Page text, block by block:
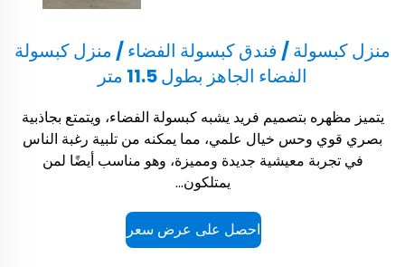
منزل كبسولة / فندق كبسولة الفضاء / منزل كبسولة
الفضاء الجاهز بطول 11.5 متر
يتميز مظهره بتصميم فريد يشبه كبسولة الفضاء، ويتمتع بجاذبية
بصري قوي وحس خيال علمي، مما يمكنه من تلبية رغبة الناس
في تجربة معيشية جديدة ومميزة، وهو مناسب أيضًا لمن
يمتلكون...
احصل على عرض سعر